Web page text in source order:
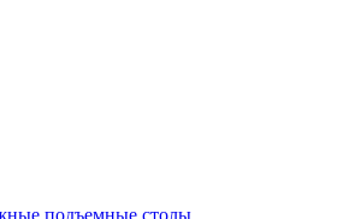
подъемные столы